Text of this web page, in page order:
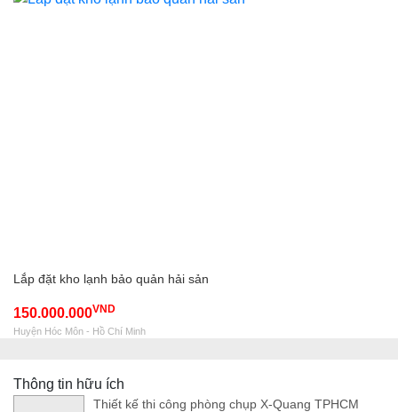
Lắp đặt kho lạnh bảo quản hải sản
150.000.000VND
Huyện Hóc Môn - Hồ Chí Minh
Thông tin hữu ích
Thiết kế thi công phòng chụp X-Quang TPHCM